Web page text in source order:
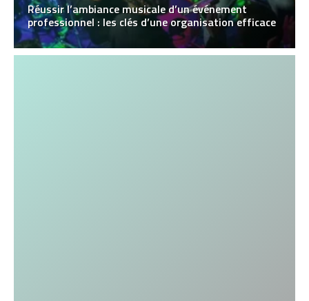
Réussir l’ambiance musicale d’un événement
professionnel : les clés d’une organisation efficace